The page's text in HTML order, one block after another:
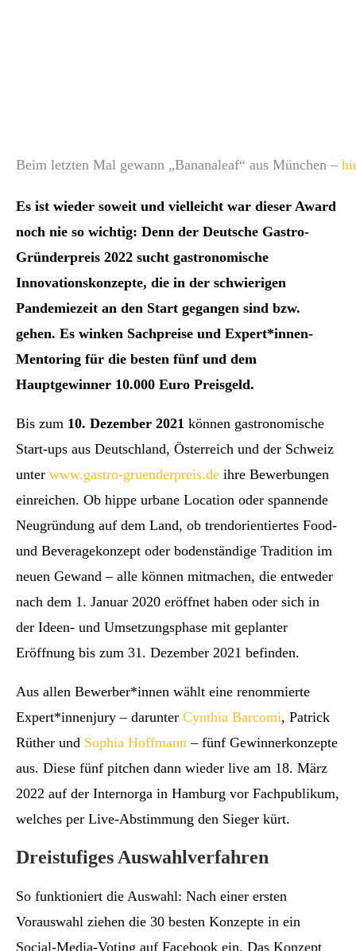
Beim letzten Mal gewann „Bananaleaf“ aus München –
Es ist wieder soweit und vielleicht war dieser Award
noch nie so wichtig: Denn der Deutsche Gastro-
Gründerpreis 2022 sucht gastronomische
Innovationskonzepte, die in der schwierigen
Pandemiezeit an den Start gegangen sind bzw.
gehen. Es winken Sachpreise und Expert*innen-
Mentoring für die besten fünf und dem
Hauptgewinner 10.000 Euro Preisgeld.
Bis zum 10. Dezember 2021 können gastronomische
Start-ups aus Deutschland, Österreich und der Schweiz
unter www.gastro-gruenderpreis.de ihre Bewerbungen
einreichen. Ob hippe urbane Location oder spannende
Neugründung auf dem Land, ob trendorientiertes Food-
und Beveragekonzept oder bodenständige Tradition im
neuen Gewand – alle können mitmachen, die entweder
nach dem 1. Januar 2020 eröffnet haben oder sich in
der Ideen- und Umsetzungsphase mit geplanter
Eröffnung bis zum 31. Dezember 2021 befinden.
Aus allen Bewerber*innen wählt eine renommierte
Expert*innenjury – darunter Cynthia Barcomi, Patrick
Rüther und Sophia Hoffmann – fünf Gewinnerkonzepte
aus. Diese fünf pitchen dann wieder live am 18. März
2022 auf der Internorga in Hamburg vor Fachpublikum,
welches per Live-Abstimmung den Sieger kürt.
Dreistufiges Auswahlverfahren
So funktioniert die Auswahl: Nach einer ersten
Vorauswahl ziehen die 30 besten Konzepte in ein
Social-Media-Voting auf Facebook ein. Das Konzept